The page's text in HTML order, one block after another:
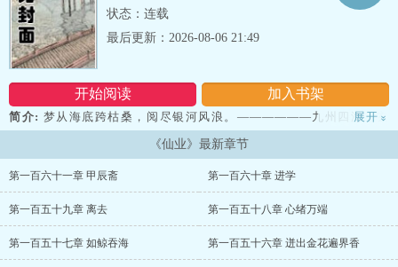
状态：连载
开始阅读 加入书架
最后更新：2026-08-06 21:49
简介: 梦从海底跨枯桑，阅尽银河风浪。——————九州四海，玄
宗魔门，天人外道，净土僧伽。 炼炁，授箓，服饵，占验……入无
穷之门，游无极之野，与日月齐光，与天地为常。 前尘皆客，再世
为人。这一次。只愿求长生！仙业书友群1（所有人可申请）
展开 »
《仙业》最新章节
第一百六十一章 甲辰斋 第一百六十章 进学
第一百五十九章 离去 第一百五十八章 心绪万端
第一百五十七章 如鲸吞海 第一百五十六章 迸出金花遍界香